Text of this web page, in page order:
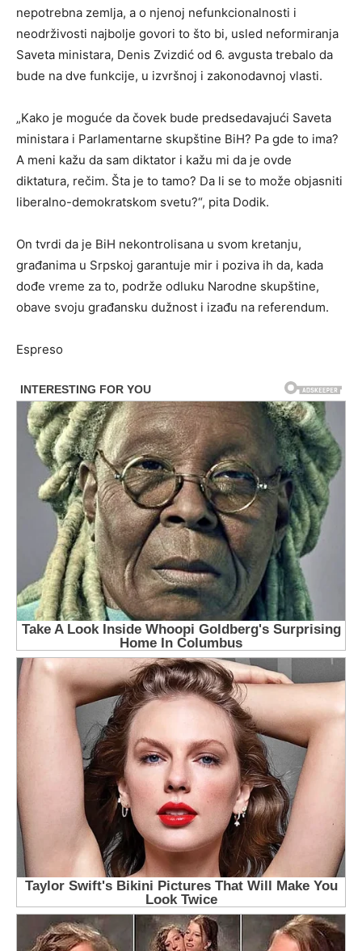
nepotrebna zemlja, a o njenoj nefunkcionalnosti i
neodrživosti najbolje govori to što bi, usled neformiranja
Saveta ministara, Denis Zvizdić od 6. avgusta trebalo da
bude na dve funkcije, u izvršnoj i zakonodavnoj vlasti.
„Kako je moguće da čovek bude predsedavajući Saveta
ministara i Parlamentarne skupštine BiH? Pa gde to ima?
A meni kažu da sam diktator i kažu mi da je ovde
diktatura, rečim. Šta je to tamo? Da li se to može objasniti
liberalno-demokratskom svetu?“, pita Dodik.
On tvrdi da je BiH nekontrolisana u svom kretanju,
građanima u Srpskoj garantuje mir i poziva ih da, kada
dođe vreme za to, podrže odluku Narodne skupštine,
obave svoju građansku dužnost i izađu na referendum.
Espreso